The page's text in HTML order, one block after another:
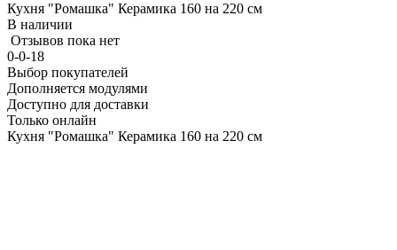
Кухня "Ромашка" Керамика 160 на 220 см
В наличии
Отзывов пока нет
0-0-18
Выбор покупателей
Дополняется модулями
Доступно для доставки
Только онлайн
Кухня "Ромашка" Керамика 160 на 220 см